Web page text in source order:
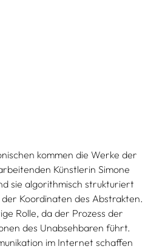
kommen die Werke der
Künstlerin Simone
sie algorithmisch strukturiert
Koordinaten des Abstrakten.
Rolle, da der Prozess der
des Unabsehbaren führt.
im Internet schaffen